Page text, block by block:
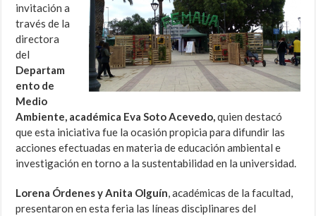
invitación a
través de la
directora
del
Departam
ento de
Medio
Ambiente, académica Eva Soto Acevedo,quien destacó
que esta iniciativa fue la ocasión propicia para difundir las
acciones efectuadas en materia de educación ambiental e
investigación en torno a la sustentabilidad en la universidad.
Lorena Órdenes y Anita Olguín, académicas de la facultad,
presentaron en esta feria las líneas disciplinares del